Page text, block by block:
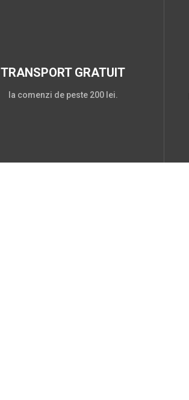
TRANSPORT GRATUIT
la comenzi de peste 200 lei.